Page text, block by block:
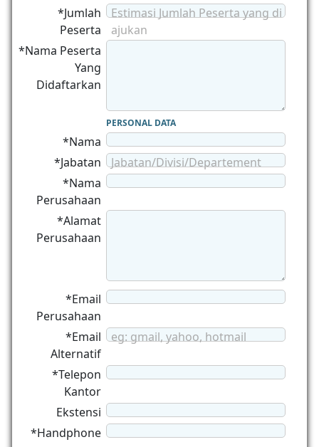
*Jumlah
Peserta
Estimasi Jumlah Peserta yang di
ajukan
*Nama Peserta
Yang
Didaftarkan
PERSONAL DATA
*Nama
*Jabatan
Jabatan/Divisi/Departement
*Nama
Perusahaan
*Alamat
Perusahaan
*Email
Perusahaan
*Email
Alternatif
eg: gmail, yahoo, hotmail
*Telepon
Kantor
Ekstensi
*Handphone